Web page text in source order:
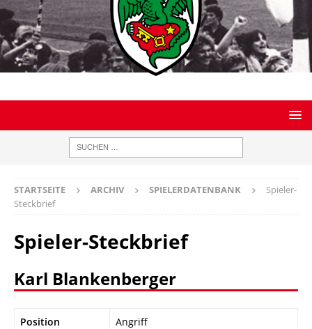
STARTSEITE ARCHIV SPIELERDATENBANK
Spieler-
Steckbrief
Spieler-Steckbrief
Karl Blankenberger
Position Angriff